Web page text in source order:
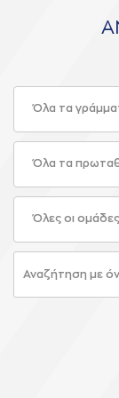
Όλα τα
Όλα τα
Όλες οι ομάδες